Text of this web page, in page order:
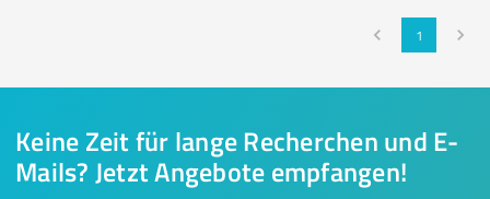
1
Keine Zeit für lange Recherchen und E-
Mails? Jetzt Angebote empfangen!